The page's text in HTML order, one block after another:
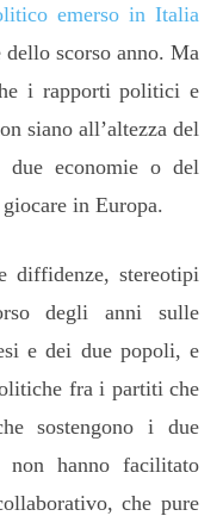
emerso in Italia
scorso anno. Ma
i rapporti politici e
siano all’altezza del
due economie o del
in Europa.
diffidenze, stereotipi
degli anni sulle
e dei due popoli, e
fra i partiti che
sostengono i due
non hanno facilitato
che pure